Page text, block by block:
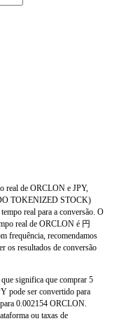
real de ORCLON e JPY,
TOKENIZED STOCK)
real para a conversão. O
real de ORCLON é 円
frequência, recomendamos
os resultados de conversão
significa que comprar 5
pode ser convertido para
0.002154 ORCLON.
ou taxas de